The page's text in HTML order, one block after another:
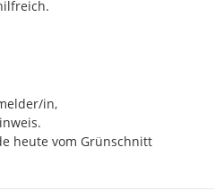
in,
heute vom Grünschnitt